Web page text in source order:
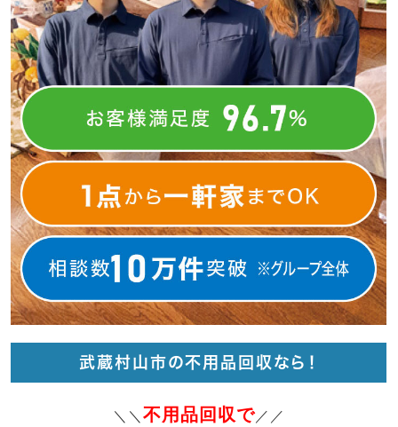
武蔵村山市の不用品回収なら！
＼＼ 不用品回収で／／